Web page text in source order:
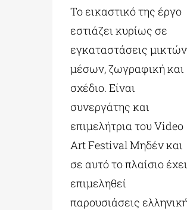
Το εικαστικό της έργο
εστιάζει κυρίως σε
εγκαταστάσεις μικτών
μέσων, ζωγραφική και
σχέδιο. Είναι
συνεργάτης και
επιμελήτρια του Video
Art Festival Μηδέν και
σε αυτό το πλαίσιο έχει
επιμεληθεί
παρουσιάσεις